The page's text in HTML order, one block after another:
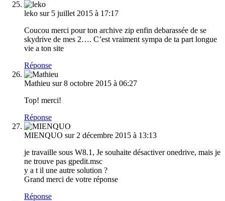
leko sur 5 juillet 2015 à 17:17
Coucou merci pour ton archive zip enfin debarassée de se
skydrive de mes 2…. C’est vraiment sympa de ta part longue
vie a ton site
Réponse
Mathieu sur 8 octobre 2015 à 06:27
Top! merci!
Réponse
MIENQUO sur 2 décembre 2015 à 13:13
je travaille sous W8.1, Je souhaite désactiver onedrive, mais je
ne trouve pas gpedit.msc
y a t il une autre solution ?
Grand merci de votre réponse
Réponse